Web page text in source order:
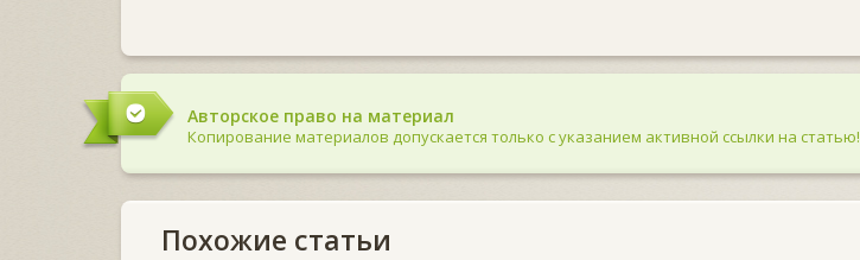
Авторское право на материал
Копирование материалов допускается только с указанием активной ссылки на статью!
Похожие статьи